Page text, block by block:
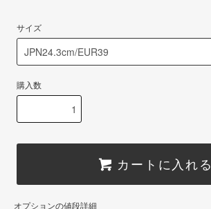
サイズ
購入数
カートに入れる
オプションの値段詳細